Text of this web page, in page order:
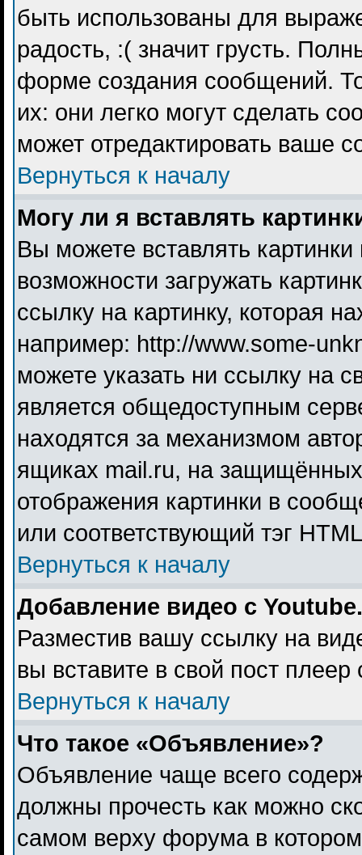
быть использованы для
радость, :( значит грусть.
форме создания сообщений.
их: они легко могут сделать
может отредактировать ваше
Вернуться к началу
Могу ли я вставлять
Вы можете вставлять
возможности загружать
ссылку на картинку, которая
например: http://www.some-
можете указать ни ссылку на
является общедоступным
находятся за механизмом
ящиках mail.ru, на
отображения картинки в
или соответствующий тэг
Вернуться к началу
Добавление видео с
Разместив вашу ссылку на
вы вставите в свой пост плеер
Вернуться к началу
Что такое «Объявление»?
Объявление чаще всего
должны прочесть как можно
самом верху форума в